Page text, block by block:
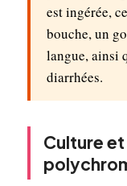
est ingérée,
bouche, un
langue, ainsi
diarrhées.
Culture